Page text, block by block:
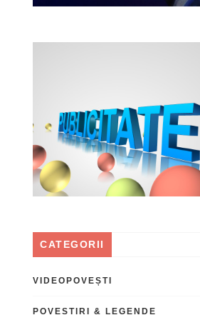
CATEGORII
VIDEOPOVEȘTI
POVESTIRI & LEGENDE